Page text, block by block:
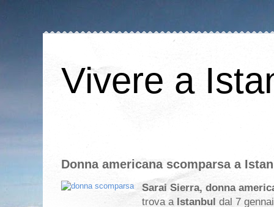
Vivere a
Donna americana scomparsa a
Sarai Sierra, donna
trova a Istanbul dal 7